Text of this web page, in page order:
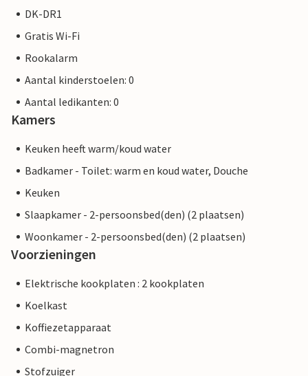
DK-DR1
Gratis Wi-Fi
Rookalarm
Aantal kinderstoelen: 0
Aantal ledikanten: 0
Kamers
Keuken heeft warm/koud water
Badkamer - Toilet: warm en koud water, Douche
Keuken
Slaapkamer - 2-persoonsbed(den) (2 plaatsen)
Woonkamer - 2-persoonsbed(den) (2 plaatsen)
Voorzieningen
Elektrische kookplaten : 2 kookplaten
Koelkast
Koffiezetapparaat
Combi-magnetron
Stofzuiger